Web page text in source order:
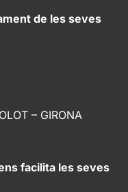
de les seves
– GIRONA
facilita les seves